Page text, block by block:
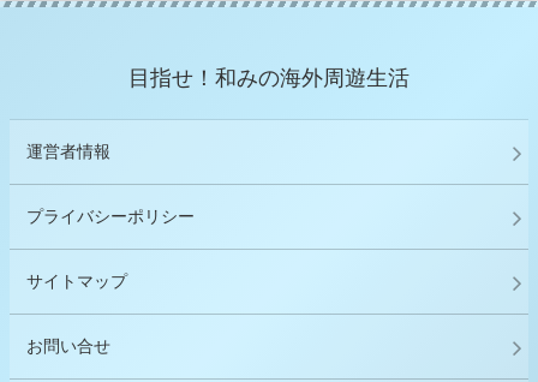
目指せ！和みの海外周遊生活
運営者情報
プライバシーポリシー
サイトマップ
お問い合せ